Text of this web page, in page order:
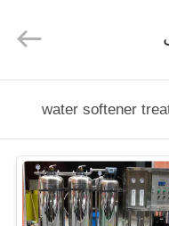
water softener